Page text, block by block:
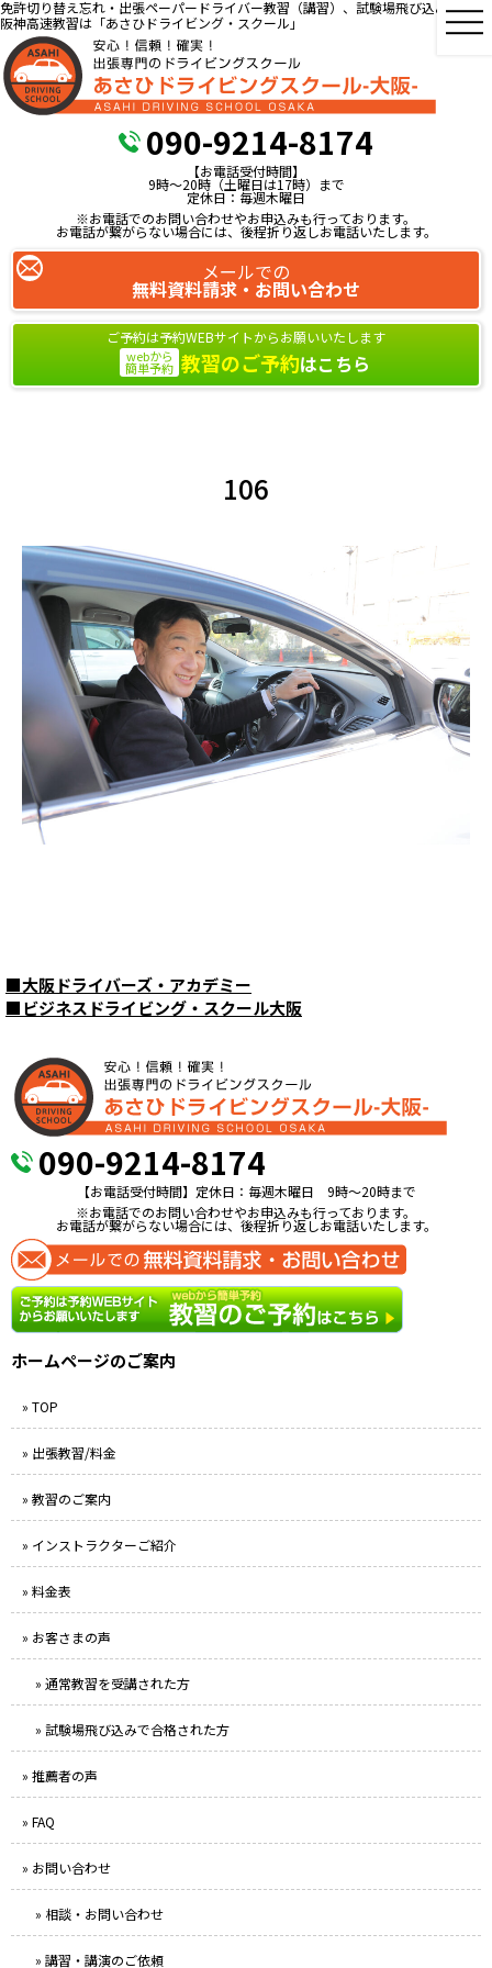
免許切り替え忘れ・出張ペーパードライバー教習（講習）、試験場飛び込み教習、
阪神高速教習は「あさひドライビング・スクール」
090-9214-8174
【お電話受付時間】
9時～20時（土曜日は17時）まで
定休日：毎週木曜日
※お電話でのお問い合わせやお申込みも行っております。
お電話が繋がらない場合には、後程折り返しお電話いたします。
メールでの
無料資料請求・お問い合わせ
ご予約は予約WEBサイトからお願いいたします
webから
簡単予約 教習のご予約はこちら
106
■大阪ドライバーズ・アカデミー
■ビジネスドライビング・スクール大阪
090-9214-8174
【お電話受付時間】定休日：毎週木曜日 9時〜20時まで
※お電話でのお問い合わせやお申込みも行っております。
お電話が繋がらない場合には、後程折り返しお電話いたします。
ホームページのご案内
» TOP
» 出張教習/料金
» 教習のご案内
» インストラクターご紹介
» 料金表
» お客さまの声
» 通常教習を受講された方
» 試験場飛び込みで合格された方
» 推薦者の声
» FAQ
» お問い合わせ
» 相談・お問い合わせ
» 講習・講演のご依頼